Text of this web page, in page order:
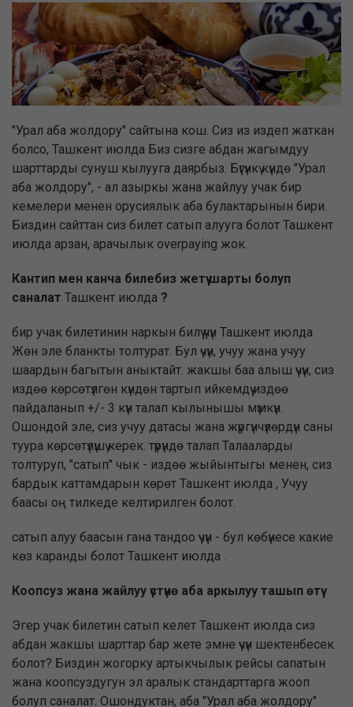
"Урал аба жолдору" сайтына кош. Сиз из издеп жаткан
болсо, Ташкент июлда Биз сизге абдан жагымдуу
шарттарды сунуш кылууга даярбыз. Бүгүнкү күндө "Урал
аба жолдору", - ал азыркы жана жайлуу учак бир
кемелери менен орусиялык аба булактарынын бири.
Биздин сайттан сиз билет сатып алууга болот Ташкент
июлда арзан, арачылык overpaying жок.
Кантип мен канча билебиз жетүү шарты болуп
саналат Ташкент июлда ?
бир учак билетинин наркын билүү үчүн Ташкент июлда
Жөн эле бланкты толтурат. Бул үчүн, учуу жана учуу
шаардын багытын аныктайт. жакшы баа алыш үчүн, сиз
издөө көрсөтүлгөн күндөн тартып ийкемдүү издөө
пайдаланып +/- 3 күн талап кылынышы мүмкүн.
Ошондой эле, сиз учуу датасы жана жүргүнчүлөрдүн саны
туура көрсөтүлүшү керек. түрүндө талап Талааларды
толтуруп, "сатып" чык - издөө жыйынтыгы менен, сиз
бардык каттамдарын көрөт Ташкент июлда , Учуу
баасы оң тилкеде келтирилген болот.
сатып алуу баасын гана тандоо үчүн - бул көбүнесе какие
көз каранды болот Ташкент июлда .
Коопсуз жана жайлуу үстүнө аба аркылуу ташып өтүү
Эгер учак билетин сатып келет Ташкент июлда сиз
абдан жакшы шарттар бар жете эмне үчүн шектенбесек
болот? Биздин жогорку артыкчылык рейсы сапатын
жана коопсуздугун эл аралык стандарттарга жооп
болуп саналат. Ошондуктан, аба "Урал аба жолдору"